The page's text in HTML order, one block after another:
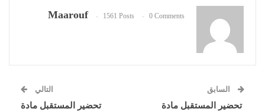
Maarouf 1561 Posts 0 Comments
السابق
تحضير المستقبل مادة
التالي
تحضير المستقبل مادة